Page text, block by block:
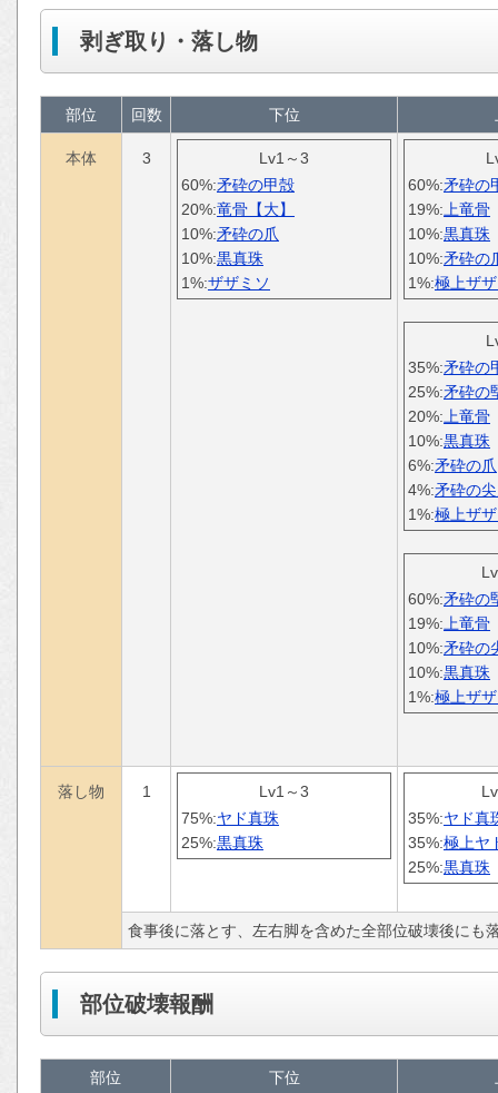
剥ぎ取り・落し物
部位 回数 下位
本体 3
Lv1～3
60%:矛砕の甲殻
20%:竜骨【大】
10%:矛砕の爪
10%:黒真珠
1%:ザザミソ
60%:矛砕の
19%: 上竜骨
10%:黒真珠
10%:矛砕の
1%:極上ザ
35%:矛砕の
25%:矛砕の
20%: 上竜骨
10%:黒真珠
6%:矛砕の爪
4%:矛砕の
1%:極上ザ
60%:矛砕の
19%: 上竜骨
10%:矛砕の
10%:黒真珠
1%:極上ザ
落し物 1
Lv1～3
75%:ヤド真珠
25%:黒真珠
35%:ヤド真
35%:極上ヤ
25%:黒真珠
食事後に落とす、左右脚を含めた全部位破壊後にも
部位破壊報酬
部位 下位